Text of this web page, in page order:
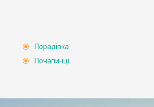
Порадівка
Почапинці